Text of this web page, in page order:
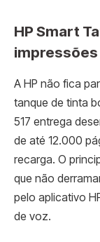
HP Smart
A HP não fica
tanque de tinta
517 entrega
de até 12.000
recarga. O
que não
pelo aplicativo
de voz.